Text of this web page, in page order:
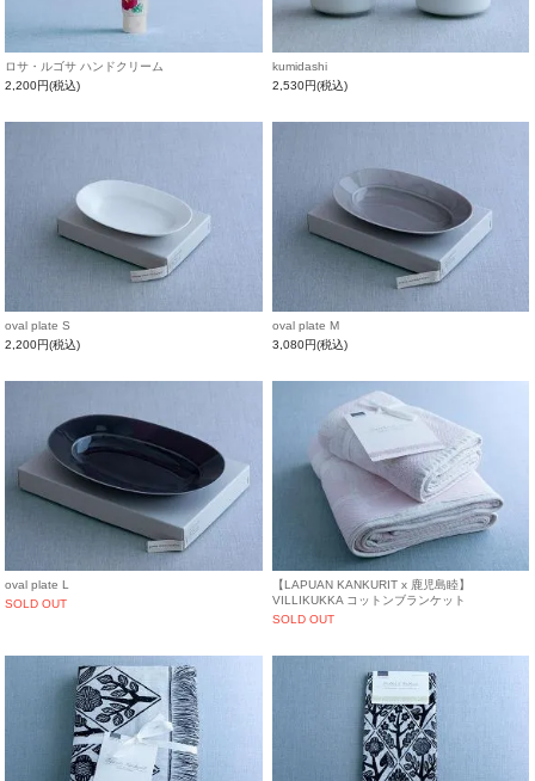
ロサ・ルゴサ ハンドクリーム
2,200円(税込)
kumidashi
2,530円(税込)
oval plate S
2,200円(税込)
oval plate M
3,080円(税込)
oval plate L
SOLD OUT
【LAPUAN KANKURIT x 鹿児島睦】
VILLIKUKKA コットンブランケット
SOLD OUT